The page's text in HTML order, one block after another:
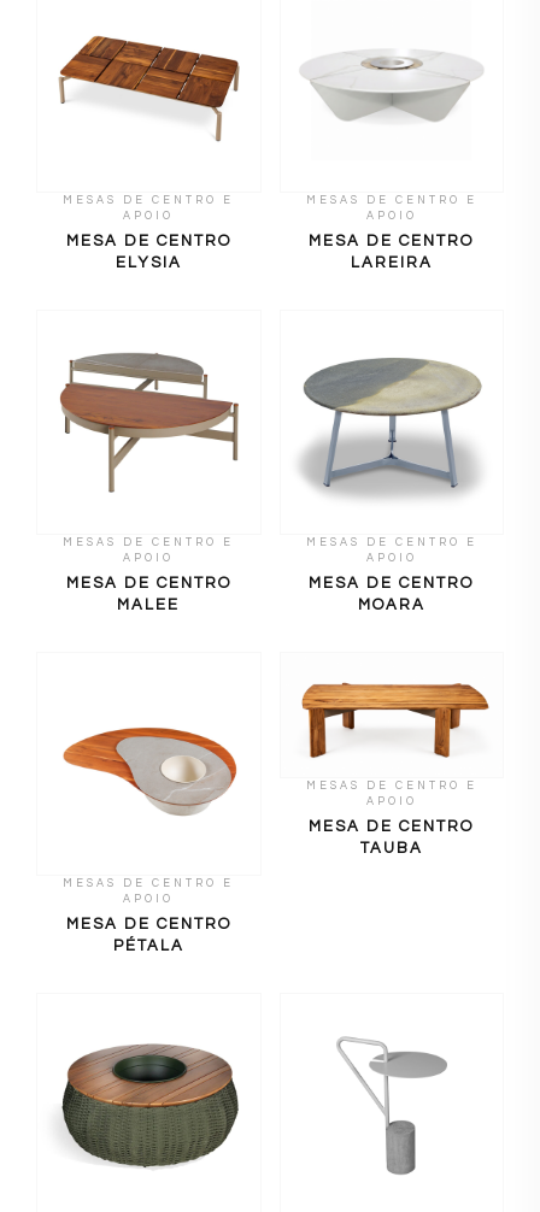
MESAS DE CENTRO E
APOIO
MESA DE CENTRO
ELYSIA
MESAS DE CENTRO E
APOIO
MESA DE CENTRO
LAREIRA
MESAS DE CENTRO E
APOIO
MESA DE CENTRO
MALEE
MESAS DE CENTRO E
APOIO
MESA DE CENTRO
MOARA
MESAS DE CENTRO E
APOIO
MESA DE CENTRO
PÉTALA
MESAS DE CENTRO E
APOIO
MESA DE CENTRO
TAUBA